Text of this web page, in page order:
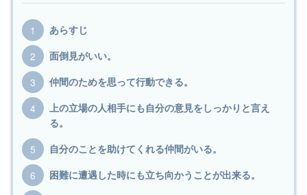
あらすじ
面倒見がいい。
仲間のためを思って行動できる。
上の立場の人相手にも自分の意見をしっかりと言え
る。
自分のことを助けてくれる仲間がいる。
困難に遭遇した時にも立ち向かうことが出来る。